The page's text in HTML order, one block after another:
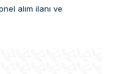
alım ilanı ve